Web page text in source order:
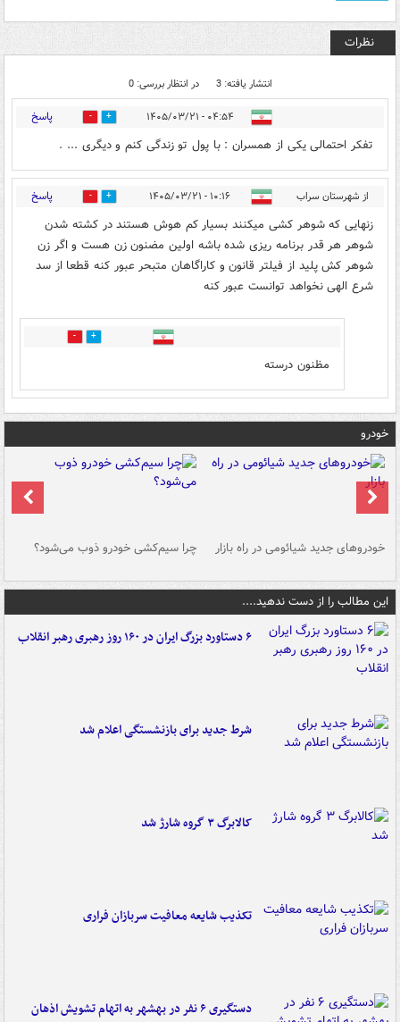
نظرات
انتشار یافته: 3 در انتظار بررسی: 0
۰۴:۵۴ - ۱۴۰۵/۰۳/۲۱ 1 پاسخ
تفکر احتمالی یکی از همسران : با پول تو زندگی کنم و دیگری ... .
از شهرستان سراب ۱۰:۱۶ - ۱۴۰۵/۰۳/۲۱ 1 پاسخ
زنهایی که شوهر کشی میکنند بسیار کم هوش هستند در کشته شدن
شوهر هر قدر برنامه ریزی شده باشه اولین مضنون زن هست و اگر زن
شوهر کش پلید از فیلتر قانون و کاراگاهان متبحر عبور کنه قطعا از سد
شرع الهی نخواهد توانست عبور کنه
0
مظنون درسته
خودرو
خودروهای جدید شیائومی در راه بازار چرا سیم‌کشی خودرو ذوب می‌شود؟
این مطالب را از دست ندهید....
۶ دستاورد بزرگ ایران در ۱۶۰ روز رهبری رهبر انقلاب
شرط جدید برای بازنشستگی اعلام شد
کالابرگ ۳ گروه شارژ شد
تکذیب شایعه معافیت سربازان فراری
دستگیری ۶ نفر در بهشهر به اتهام تشویش اذهان